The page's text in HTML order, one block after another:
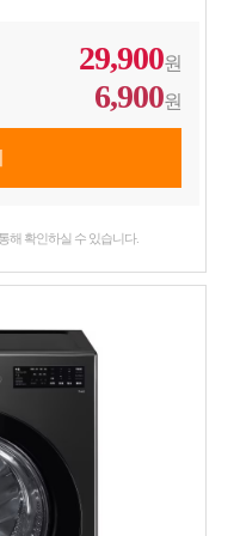
29,900원
6,900원
해 확인하실 수 있습니다.